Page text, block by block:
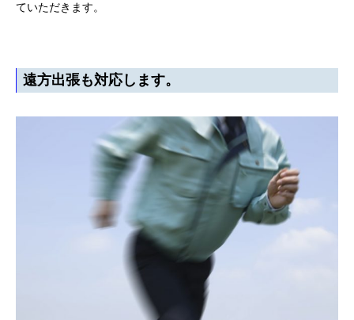
ていただきます。
遠方出張も対応します。